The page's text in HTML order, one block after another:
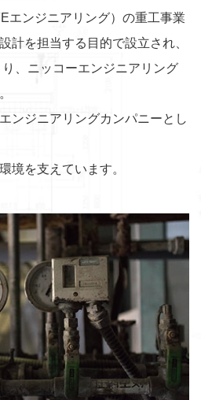
エンジニアリング）の重工事業
計を担当する目的で設立され、
り、ニッコーエンジニアリング
ンジニアリングカンパニーとし
境を支えています。